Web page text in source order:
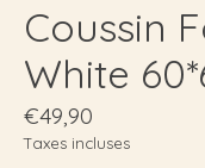
Coussin
White
€49,90
Taxes incluses